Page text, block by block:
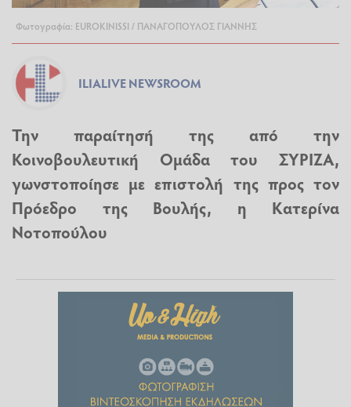
Φωτογραφία: EUROKINISSI / ΠΑΝΑΓΟΠΟΥΛΟΣ ΓΙΑΝΝΗΣ
ILIALIVE NEWSROOM
Την παραίτησή της από την
Κοινοβουλευτική Ομάδα του ΣΥΡΙΖΑ,
γωνστοποίησε με επιστολή της προς τον
Πρόεδρο της Βουλής, η Κατερίνα
Νοτοπούλου